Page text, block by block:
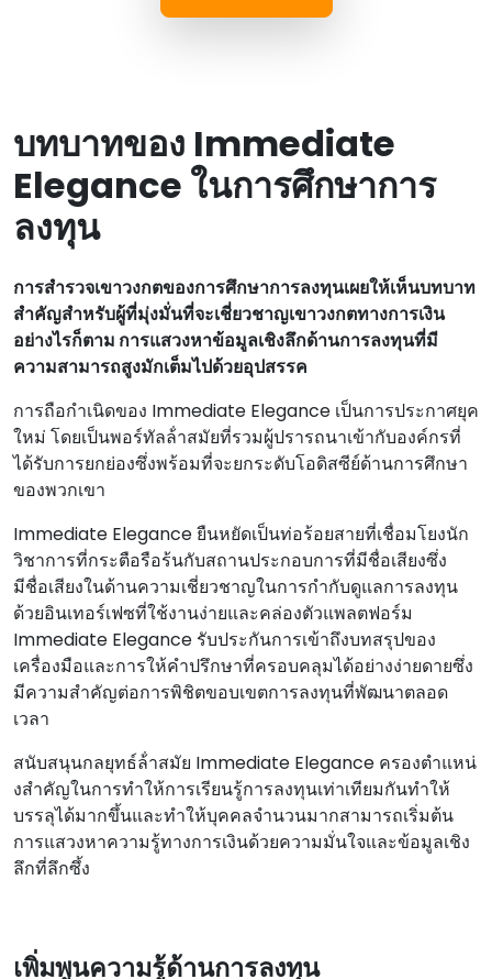
บทบาทของ Immediate
Elegance ในการศึกษาการ
ลงทุน
การสํารวจเขาวงกตของการศึกษาการลงทุนเผยให้เห็นบทบาท
สําคัญสําหรับผู้ที่มุ่งมั่นที่จะเชี่ยวชาญเขาวงกตทางการเงิน
อย่างไรก็ตาม การแสวงหาข้อมูลเชิงลึกด้านการลงทุนที่มี
ความสามารถสูงมักเต็มไปด้วยอุปสรรค
การถือกําเนิดของ Immediate Elegance เป็นการประกาศยุค
ใหม่ โดยเป็นพอร์ทัลล้ําสมัยที่รวมผู้ปรารถนาเข้ากับองค์กรที่
ได้รับการยกย่องซึ่งพร้อมที่จะยกระดับโอดิสซีย์ด้านการศึกษา
ของพวกเขา
Immediate Elegance ยืนหยัดเป็นท่อร้อยสายที่เชื่อมโยงนัก
วิชาการที่กระตือรือร้นกับสถานประกอบการที่มีชื่อเสียงซึ่ง
มีชื่อเสียงในด้านความเชี่ยวชาญในการกํากับดูแลการลงทุน
ด้วยอินเทอร์เฟซที่ใช้งานง่ายและคล่องตัวแพลตฟอร์ม
Immediate Elegance รับประกันการเข้าถึงบทสรุปของ
เครื่องมือและการให้คําปรึกษาที่ครอบคลุมได้อย่างง่ายดายซึ่ง
มีความสําคัญต่อการพิชิตขอบเขตการลงทุนที่พัฒนาตลอด
เวลา
สนับสนุนกลยุทธ์ล้ําสมัย Immediate Elegance ครองตําแหน่
งสําคัญในการทําให้การเรียนรู้การลงทุนเท่าเทียมกันทําให้
บรรลุได้มากขึ้นและทําให้บุคคลจํานวนมากสามารถเริ่มต้น
การแสวงหาความรู้ทางการเงินด้วยความมั่นใจและข้อมูลเชิง
ลึกที่ลึกซึ้ง
เพิ่มพูนความรู้ด้านการลงทุน